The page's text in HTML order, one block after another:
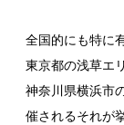
全国的にも特に
東京都の浅草エ
神奈川県横浜市
催されるそれが